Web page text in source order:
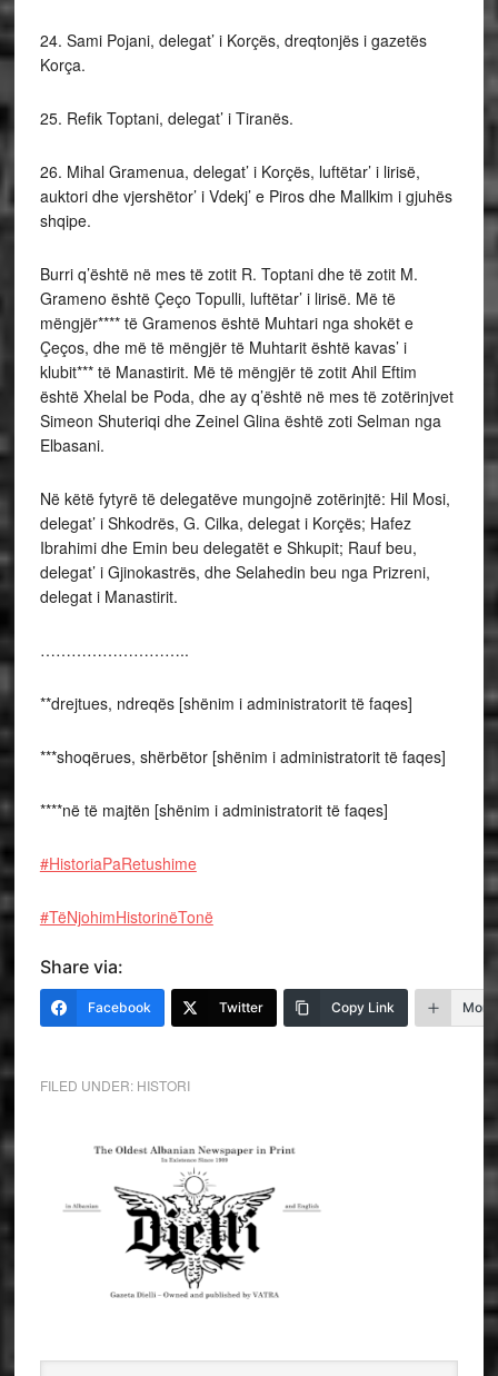
24. Sami Pojani, delegat’ i Korçës, dreqtonjës i gazetës
Korça.
25. Refik Toptani, delegat’ i Tiranës.
26. Mihal Gramenua, delegat’ i Korçës, luftëtar’ i lirisë,
auktori dhe vjershëtor’ i Vdekj’ e Piros dhe Mallkim i gjuhës
shqipe.
Burri q’është në mes të zotit R. Toptani dhe të zotit M.
Grameno është Çeço Topulli, luftëtar’ i lirisë. Më të
mëngjër**** të Gramenos është Muhtari nga shokët e
Çeços, dhe më të mëngjër të Muhtarit është kavas’ i
klubit*** të Manastirit. Më të mëngjër të zotit Ahil Eftim
është Xhelal be Poda, dhe ay q’është në mes të zotërinjvet
Simeon Shuteriqi dhe Zeinel Glina është zoti Selman nga
Elbasani.
Në këtë fytyrë të delegatëve mungojnë zotërinjtë: Hil Mosi,
delegat’ i Shkodrës, G. Cilka, delegat i Korçës; Hafez
Ibrahimi dhe Emin beu delegatët e Shkupit; Rauf beu,
delegat’ i Gjinokastrës, dhe Selahedin beu nga Prizreni,
delegat i Manastirit.
………………………..
**drejtues, ndreqës [shënim i administratorit të faqes]
***shoqërues, shërbëtor [shënim i administratorit të faqes]
****në të majtën [shënim i administratorit të faqes]
#HistoriaPaRetushime
#TëNjohimHistorinëTonë
Share via:
Facebook Twitter Copy Link More
FILED UNDER: HISTORI